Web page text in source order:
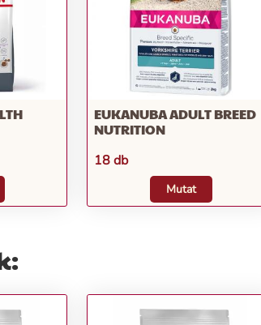
EUKANUBA ADULT BREED
NUTRITION
18 db
Mutat